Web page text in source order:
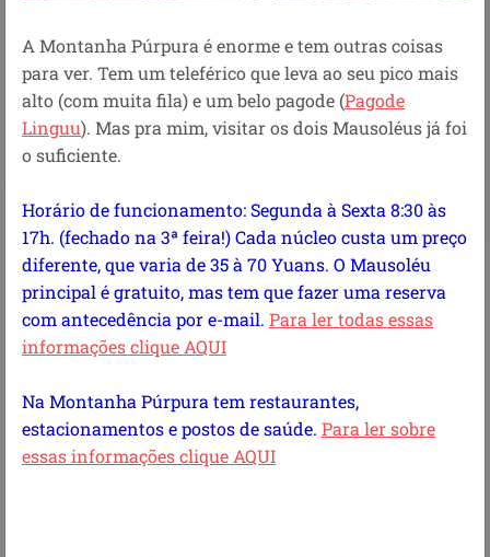
A Montanha Púrpura é enorme e tem outras coisas
para ver. Tem um teleférico que leva ao seu pico mais
alto (com muita fila) e um belo pagode (Pagode
Linguu). Mas pra mim, visitar os dois Mausoléus já foi
o suficiente.
Horário de funcionamento: Segunda à Sexta 8:30 às
17h. (fechado na 3ª feira!) Cada núcleo custa um preço
diferente, que varia de 35 à 70 Yuans. O Mausoléu
principal é gratuito, mas tem que fazer uma reserva
com antecedência por e-mail. Para ler todas essas
informações clique AQUI
Na Montanha Púrpura tem restaurantes,
estacionamentos e postos de saúde. Para ler sobre
essas informações clique AQUI